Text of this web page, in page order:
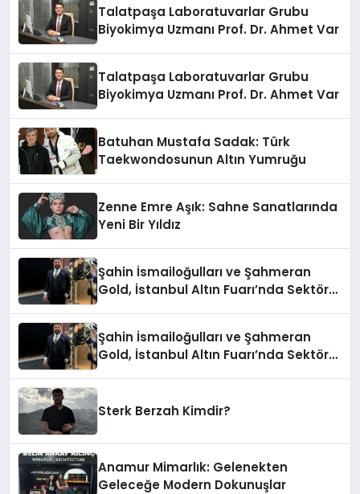
Talatpaşa Laboratuvarlar Grubu
Biyokimya Uzmanı Prof. Dr. Ahmet Var
Talatpaşa Laboratuvarlar Grubu
Biyokimya Uzmanı Prof. Dr. Ahmet Var
Batuhan Mustafa Sadak: Türk
Taekwondosunun Altın Yumruğu
Zenne Emre Aşık: Sahne Sanatlarında
Yeni Bir Yıldız
Şahin İsmailoğulları ve Şahmeran
Gold, İstanbul Altın Fuarı’nda Sektöre
Şahin İsmailoğulları ve Şahmeran
Gold, İstanbul Altın Fuarı’nda Sektöre
Sterk Berzah Kimdir?
Anamur Mimarlık: Gelenekten
Geleceğe Modern Dokunuşlar